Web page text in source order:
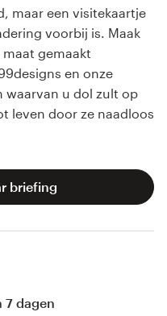
maar een visitekaartje
voorbij is. Maak
gemaakt
en onze
waarvan u dol zult op
leven door ze naadloos
briefing
7 dagen